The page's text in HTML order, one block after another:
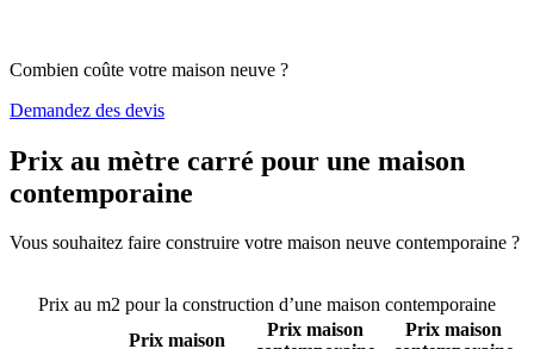
Combien coûte votre maison neuve ?
Demandez des devis
Prix au mètre carré pour une maison
contemporaine
Vous souhaitez faire construire votre maison neuve contemporaine ?
Prix au m2 pour la construction d’une maison contemporaine
Prix maison
Prix maison
Prix maison